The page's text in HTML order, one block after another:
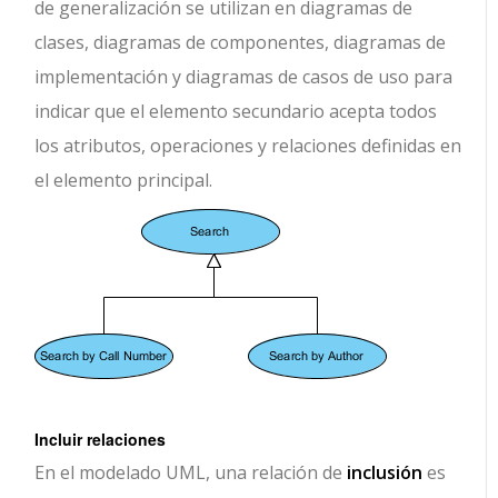
de generalización se utilizan en diagramas de
clases, diagramas de componentes, diagramas de
implementación y diagramas de casos de uso para
indicar que el elemento secundario acepta todos
los atributos, operaciones y relaciones definidas en
el elemento principal.
Incluir relaciones
En el modelado UML, una relación de inclusión es